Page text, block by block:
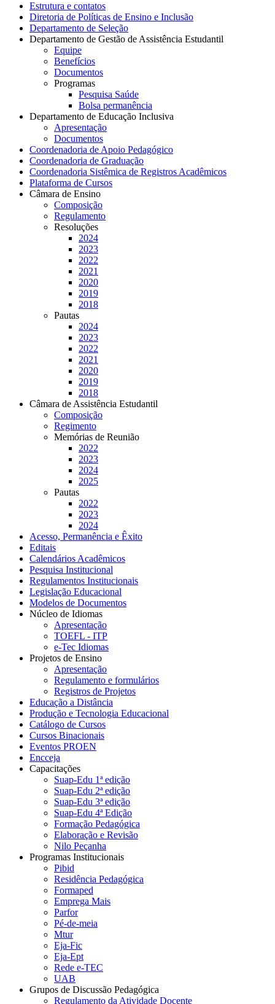
Estrutura e contatos
Diretoria de Políticas de Ensino e Inclusão
Departamento de Seleção
Departamento de Gestão de Assistência Estudantil
Equipe
Benefícios
Documentos
Programas
Pesquisa Saúde
Bolsa permanência
Departamento de Educação Inclusiva
Apresentação
Documentos
Coordenadoria de Apoio Pedagógico
Coordenadoria de Graduação
Coordenadoria Sistêmica de Registros Acadêmicos
Plataforma de Cursos
Câmara de Ensino
Composição
Regulamento
Resoluções
2024
2023
2022
2021
2020
2019
2018
Pautas
2024
2023
2022
2021
2020
2019
2018
Câmara de Assistência Estudantil
Composição
Regimento
Memórias de Reunião
2022
2023
2024
2025
Pautas
2022
2023
2024
Acesso, Permanência e Êxito
Editais
Calendários Acadêmicos
Pesquisa Institucional
Regulamentos Institucionais
Legislação Educacional
Modelos de Documentos
Núcleo de Idiomas
Apresentação
TOEFL - ITP
e-Tec Idiomas
Projetos de Ensino
Apresentação
Regulamento e formulários
Registros de Projetos
Educação a Distância
Produção e Tecnologia Educacional
Catálogo de Cursos
Cursos Binacionais
Eventos PROEN
Encceja
Capacitações
Suap-Edu 1ª edição
Suap-Edu 2ª edição
Suap-Edu 3ª edição
Suap-Edu 4ª Edição
Formação Pedagógica
Elaboração e Revisão
Nilo Peçanha
Programas Institucionais
Pibid
Residência Pedagógica
Formaped
Emprega Mais
Parfor
Pé-de-meia
Mtur
Eja-Fic
Eja-Ept
Rede e-TEC
UAB
Grupos de Discussão Pedagógica
Regulamento da Atividade Docente